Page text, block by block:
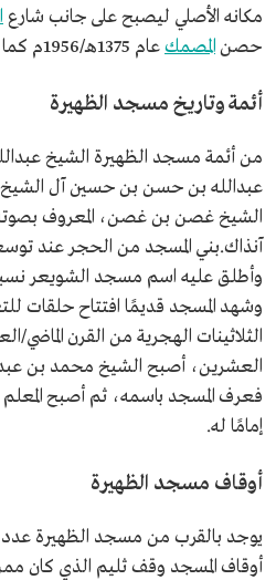
مكانه الأصلي ليصبح على جانب شارع
حصنالمصمكعام 1375هـ/1956م كما تشير بعض الوثائق.
أئمة وتاريخ مسجد الظهيرة
من أئمة مسجد الظهيرة الشيخ
عبدالله بن حسن بن حسين آل الشيخ،
الشيخ غصن بن غصن، المعروف
وأطلق عليه اسم مسجد الشويعر
وشهد المسجد قديمًا افتتاح حلقات
الثلاثينات الهجرية من القرن الماضي/
العشرين، أصبح الشيخ محمد بن
فعرف المسجد باسمه، ثم أصبح
إمامًا له.
أوقاف مسجد الظهيرة
يوجد بالقرب من مسجد الظهيرة عدد
أوقاف المسجد وقف ثليم الذي كان